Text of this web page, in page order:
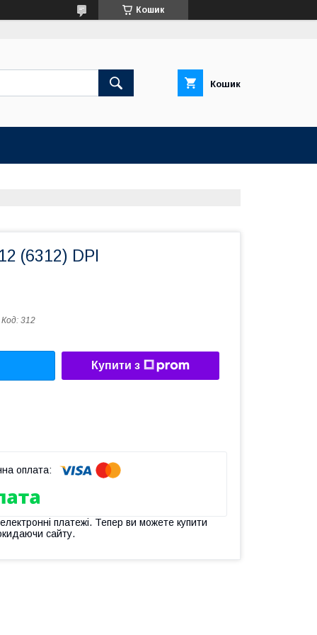
Кошик
Кошик
(6312) DPI
Код: 312
Купити з
платежі. Тепер ви можете купити
сайту.